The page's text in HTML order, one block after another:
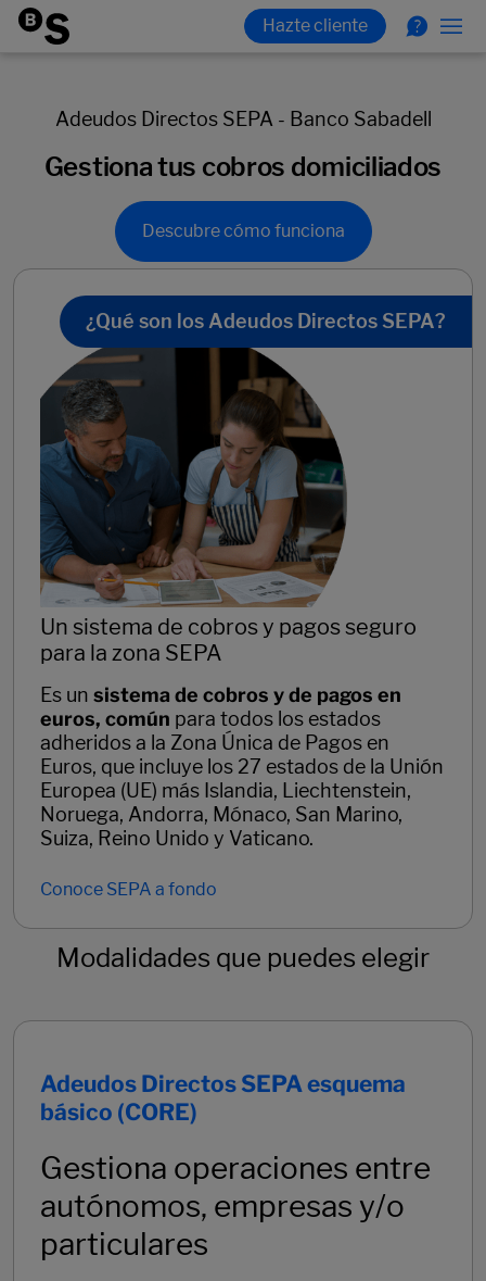
Adeudos Directos SEPA - Banco Sabadell
Gestiona tus cobros domiciliados
Descubre cómo funciona
¿Qué son los Adeudos Directos SEPA?
Un sistema de cobros y pagos seguro
para la zona SEPA
Es un sistema de cobros y de pagos en
euros, común para todos los estados
adheridos a la Zona Única de Pagos en
Euros, que incluye los 27 estados de la Unión
Europea (UE) más Islandia, Liechtenstein,
Noruega, Andorra, Mónaco, San Marino,
Suiza, Reino Unido y Vaticano.
Conoce SEPA a fondo
Modalidades que puedes elegir
Adeudos Directos SEPA esquema
básico (CORE)
Gestiona operaciones entre
autónomos, empresas y/o
particulares